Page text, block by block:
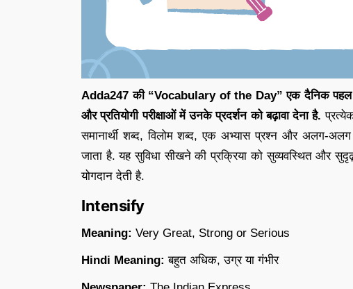
Adda247 की “Vocabulary of the Day” एक दैनिक पहल है
और प्रतियोगी परीक्षाओं में उनके प्रदर्शन को बढ़ावा देना है.
समानार्थी शब्द, विलोम शब्द, एक अभ्यास प्रश्न और अलग-
जाता है. यह सुविधा सीखने की प्रक्रिया को सुव्यवस्थित और
योगदान देती है.
Intensify
Meaning: Very Great, Strong or Serious
Hindi Meaning: बहुत अधिक, उग्र या गंभीर